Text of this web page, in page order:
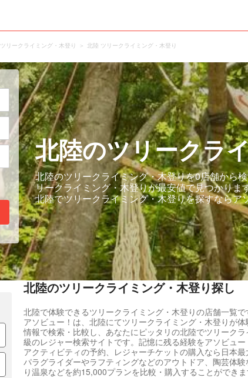
ツリークライミング・木登り 北陸 ツリークライミング・木登り
北陸のツリークラ
北陸のツリークライミング・木登りを0店舗から
リークライミング・木登りが最安値で見つかり
北陸でツリークライミング・木登りを探すならア
北陸のツリークライミング・木登り探し
北陸で体験できるツリークライミング・木登りの店舗一覧で
アソビュー！は、北陸にてツリークライミング・木登りが
情報で検索・比較し、あなたにピッタリの北陸でツリーク
級のレジャー検索サイトです。記憶に残る経験をアソビュ
アクティビティの予約、レジャーチケットの購入なら日本
パラグライダーやラフティングなどのアウトドア、陶芸体
り温泉などを約15,000プランを比較・購入することができま